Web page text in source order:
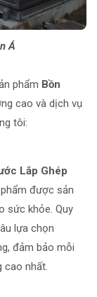
Á
phẩm Bồn
cao và dịch vụ
tôi:
Lắp Ghép
được sản
sức khỏe. Quy
lựa chọn
đảm bảo mỗi
cao nhất.